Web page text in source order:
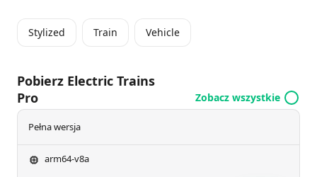
Stylized Train Vehicle
Pobierz Electric Trains
Pro
Zobacz wszystkie
Pełna wersja
arm64-v8a